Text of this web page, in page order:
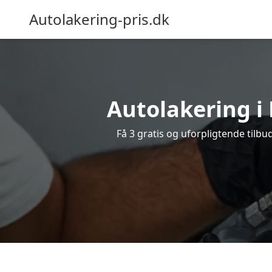
Autolakering-pris.dk
Autolakering i
Få 3 gratis og uforpligtende